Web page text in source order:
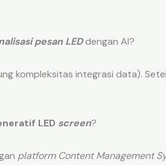
pesan LEDdengan AI?
kompleksitas integrasi data).
LED screen?
platform Content Management